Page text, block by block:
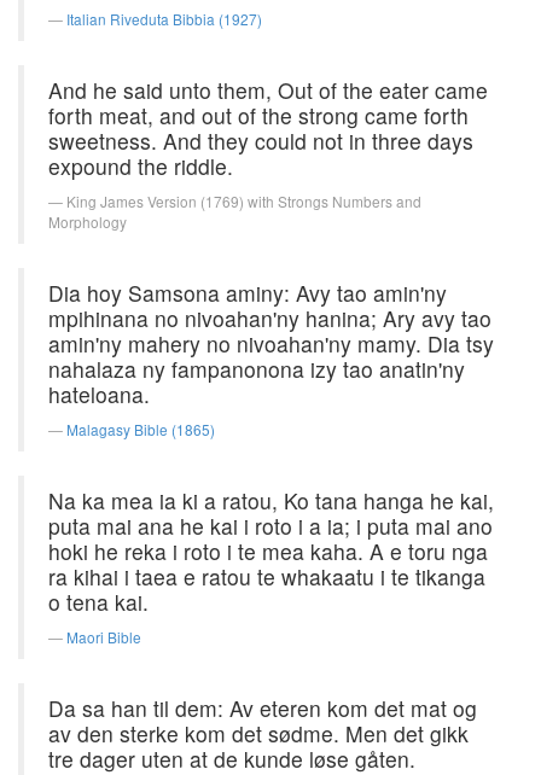
Italian Riveduta Bibbia (1927)
And he said unto them, Out of the eater came
forth meat, and out of the strong came forth
sweetness. And they could not in three days
expound the riddle.
King James Version (1769) with Strongs Numbers and
Morphology
Dia hoy Samsona aminy: Avy tao amin'ny
mpihinana no nivoahan'ny hanina; Ary avy tao
amin'ny mahery no nivoahan'ny mamy. Dia tsy
nahalaza ny fampanonona izy tao anatin'ny
hateloana.
Malagasy Bible (1865)
Na ka mea ia ki a ratou, Ko tana hanga he kai,
puta mai ana he kai i roto i a ia; i puta mai ano
hoki he reka i roto i te mea kaha. A e toru nga
ra kihai i taea e ratou te whakaatu i te tikanga
o tena kai.
Maori Bible
Da sa han til dem: Av eteren kom det mat og
av den sterke kom det sødme. Men det gikk
tre dager uten at de kunde løse gåten.